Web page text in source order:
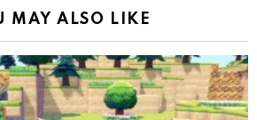
MAY ALSO LIKE